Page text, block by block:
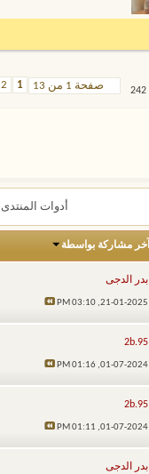
صفحة 1 من 13 1
2
أدوات المنتدى
آخر مشاركة بواسطة
بدر الدجى
21-01-2025,
03:10 PM
2b.95
01-07-2024,
01:16 PM
2b.95
01-07-2024,
01:11 PM
بدر الدجى